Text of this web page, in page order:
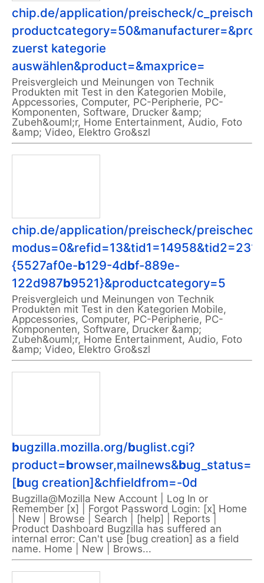
chip.de/application/preischeck/
zuerst kategorie
auswählen&product=&maxprice=
Preisvergleich und Meinungen von Technik
Produkten mit Test in den Kategorien Mobile,
Appcessories, Computer, PC-Peripherie, PC-
Komponenten, Software, Drucker &amp;
Zubeh&ouml;r, Home Entertainment, Audio, Foto
&amp; Video, Elektro Gro&szl
chip.de/application/preischeck/
{5527af0e-b129-4dbf-889e-
122d987b9521}&productcategory=5
Preisvergleich und Meinungen von Technik
Produkten mit Test in den Kategorien Mobile,
Appcessories, Computer, PC-Peripherie, PC-
Komponenten, Software, Drucker &amp;
Zubeh&ouml;r, Home Entertainment, Audio, Foto
&amp; Video, Elektro Gro&szl
bugzilla.mozilla.org/buglist.cgi?
product=browser,mailnews&b
[bug creation]&chfieldfrom=-0d
Bugzilla@Mozilla New Account | Log In or
Remember [x] | Forgot Password Login: [x] Home
| New | Browse | Search | [help] | Reports |
Product Dashboard Bugzilla has suffered an
internal error: Can't use [bug creation] as a field
name. Home | New | Brows...